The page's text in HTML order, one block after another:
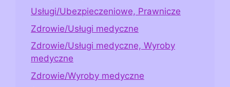
Usługi/Ubezpieczeniowe, Prawnicze
Zdrowie/Usługi medyczne
Zdrowie/Usługi medyczne, Wyroby
medyczne
Zdrowie/Wyroby medyczne